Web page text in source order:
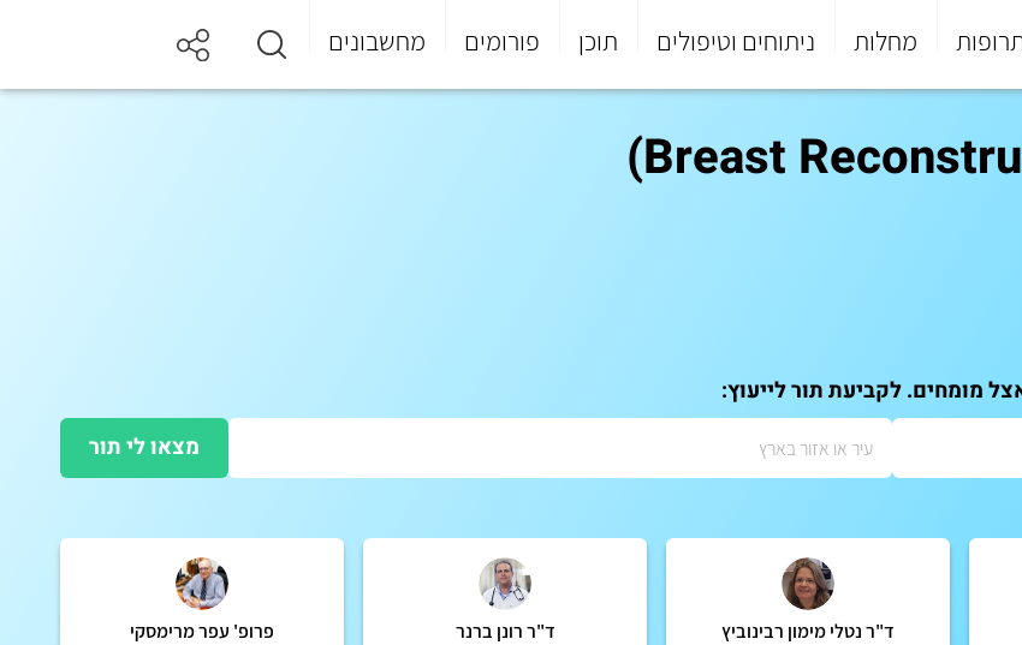
מחלות ניתוחים וטיפולים תוכן פורומים מחשבונים
מצאו לי תור
ד"ר נטלי מימון רבינוביץ ד"ר רונן ברנר פרופ' עפר מרימסקי